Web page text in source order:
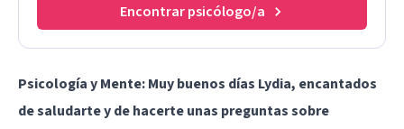
Encontrar psicólogo/a
Psicología y Mente: Muy buenos días Lydia, encantados
de saludarte y de hacerte unas preguntas sobre